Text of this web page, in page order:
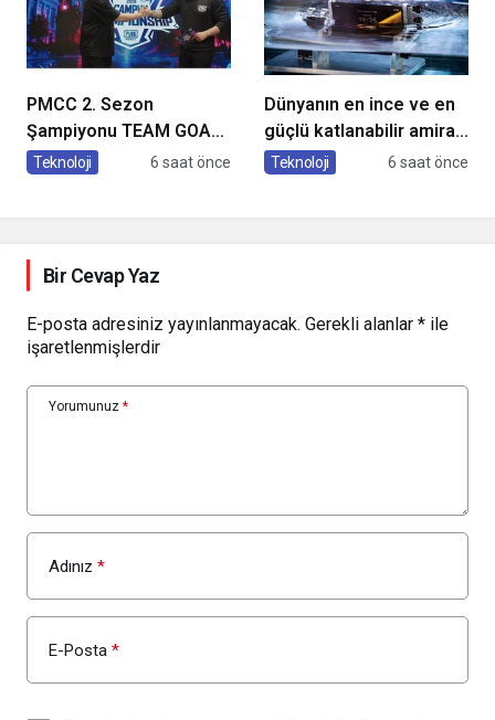
PMCC 2. Sezon
Şampiyonu TEAM GOAT
Oldu
Teknoloji 6 saat önce
Dünyanın en ince ve en
güçlü katlanabilir amiral
gemisi HONOR Magic V6
Teknoloji 6 saat önce
Bir Cevap Yaz
E-posta adresiniz yayınlanmayacak. Gerekli alanlar * ile
işaretlenmişlerdir
Yorumunuz *
Adınız *
E-Posta *